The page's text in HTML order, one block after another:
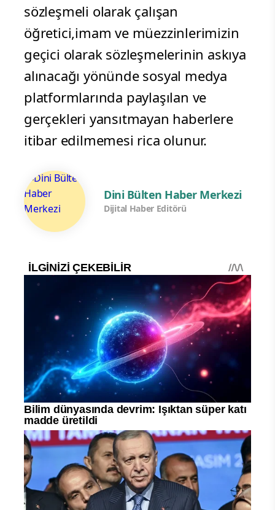
sözleşmeli olarak çalışan
öğretici,imam ve müezzinlerimizin
geçici olarak sözleşmelerinin askıya
alınacağı yönünde sosyal medya
platformlarında paylaşılan ve
gerçekleri yansıtmayan haberlere
itibar edilmemesi rica olunur.
Dini Bülten Haber Merkezi
Dijital Haber Editörü